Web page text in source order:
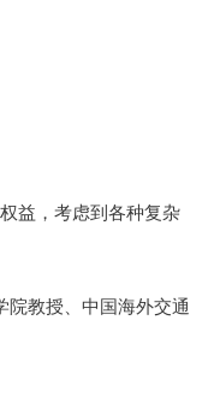
益，考虑到各种复杂
院教授、中国海外交通